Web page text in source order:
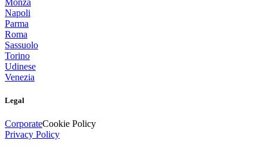
Napoli
Parma
Roma
Sassuolo
Torino
Udinese
Venezia
Legal
CorporateCookie Policy
Privacy Policy